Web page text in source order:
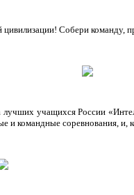
цивилизации! Собери команду,
учащихся России
командные соревнования, и,